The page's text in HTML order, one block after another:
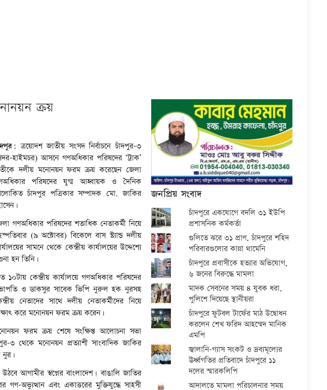
ক্রয়
ত্রয়োদশ জাতীয় সংসদ নির্বাচনে চাঁদপুর-৩
হাইমচর) আসনে গণঅধিকার পরিষদের ‘ট্রাক’
দলীয় মনোনয়ন ফরম ক্রয় করেছেন জেলা
পরিষদের যুগ্ম আহ্বায়ক ও দৈনিক
চাঁদপুর পত্রিকার সম্পাদক মো. জাকির
গণঅধিকার পরিষদের শতাধিক নেতাকর্মী নিয়ে
(৯ অক্টোবর) বিকেলে বাস স্ট্যান্ড দলীয়
সামনে থেকে কেন্দ্রীয় কার্যালয়ের উদ্দেশ্যে
হন তিনি।
১০টায় কেন্দ্রীয় কার্যালয়ে গণঅধিকার পরিষদের
ও ডাকসুর সাবেক ভিপি নুরুল হক নুরসহ
নেতাদের সাথে দলীয় নেতাকর্মীদের নিয়ে
করে মনোনয়ন ফরম ক্রয় করেন।
ফরম ক্রয় শেষে সংক্ষিপ্ত আলোচনা সভা
৩ থেকে মনোনয়ন প্রত্যাশী সাংবাদিক জাকির
নুর।
আগামীর স্বপ্নের বাংলাদেশ। বাঙালি জাতির
অভ্যুত্থান এবং একাত্তরের মুক্তিযুদ্ধে সাহসী
জনপ্রিয় সংবাদ
চাঁদপুরে একযোগে বদলি ৩১ ইউপি
প্রশাসনিক কর্মকর্তা
গুলিতে ঝরে ৩১ প্রাণ, চাঁদপুরে শহিদ
পরিবারগুলোর কান্না থামেনি
চাঁদপুরে প্রবাসীকে হত্যার অভিযোগ,
৬ জনের বিরুদ্ধে মামলা
মাদক সেবনের সময় ৪ যুবক ধরা,
পুলিশে দিয়েছে স্থানীয়রা
চাঁদপুরে ফুটবল টার্ফের মাঠ উদ্বোধন
করলেন শেখ ফরিদ আহম্মেদ মানিক
এমপি
জ্বালানি-গ্যাস সংকট ও দ্রব্যমূল্যের
ঊর্ধ্বগতির প্রতিবাদে চাঁদপুরে ১১
দলের স্মারকলিপি
আদালতে মামলা পরিচালনার সময়